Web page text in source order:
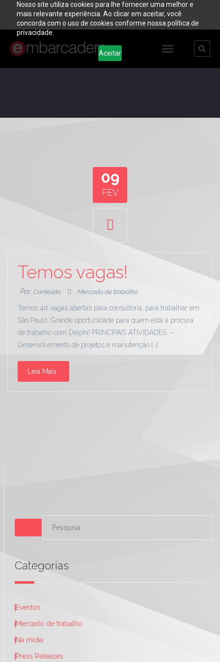
Nosso site utiliza cookies para lhe fornecer uma melhor e
mais relevante experiência. Ao clicar em aceitar, você
concorda com o uso de cookies conforme nossa política de
privacidade.
Aceitar
..... ..... .....
..... ..... .....
...... ......
09
FEV
Temos vagas!
Por: Conteúdo Mercado de trabalho
Temos 40 vagas abertas para consultoria, para trabalhar em
São Paulo. Grande oportunidade para quem está à procura
de trabalho com Delphi! PRINCIPAIS ATIVIDADES: –
Desenvolvimento de projetos e manutenção […]
Leia Mais
Categorias
Eventos
Mercado de trabalho
Na mídia
Press Releases